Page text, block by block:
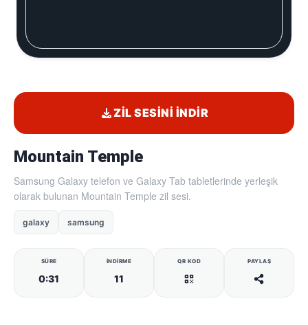
Mountain Temple
Samsung Galaxy telefon ve Galaxy Tab tabletlerinde yerleşik
olarak bulunan Mountain Temple zil sesi.
galaxy samsung
SÜRE
0:31
İNDIRME
11
QR KOD PAYLAŞ
ZIL SESINI İNDIR